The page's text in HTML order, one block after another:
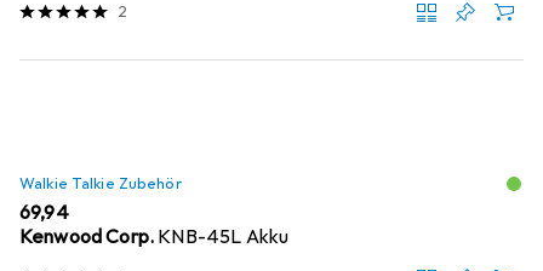
2
Walkie Talkie Zubehör
EUR
69,94
Kenwood Corp. KNB-45L Akku